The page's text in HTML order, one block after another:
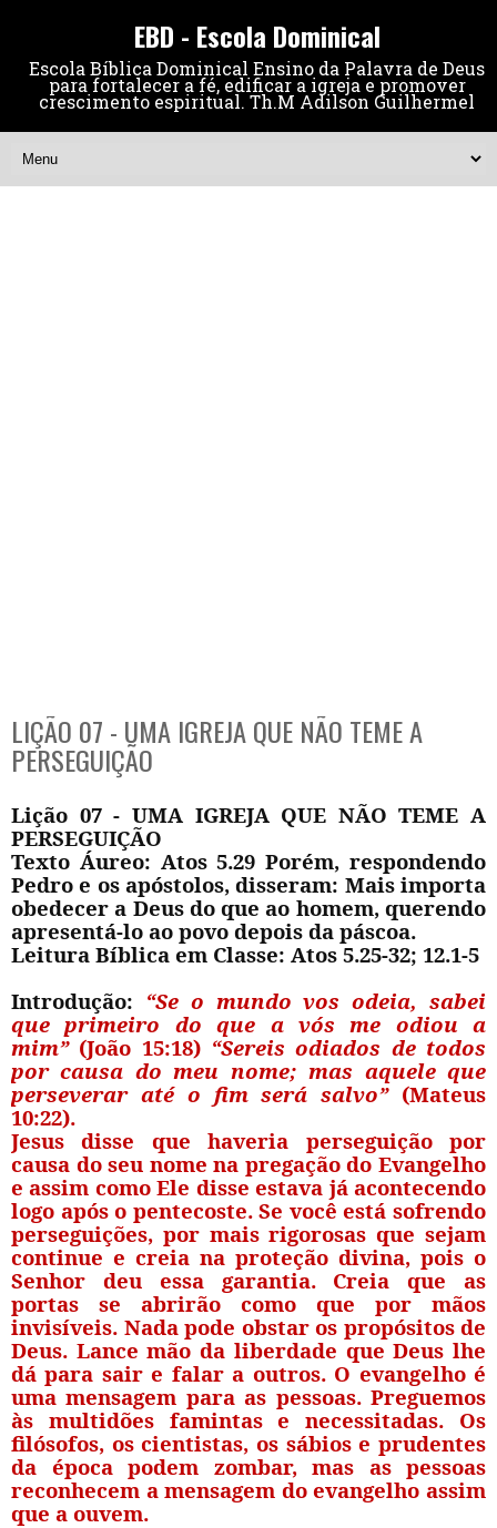
EBD - Escola Dominical
Escola Bíblica Dominical Ensino da Palavra de Deus
para fortalecer a fé, edificar a igreja e promover
crescimento espiritual. Th.M Adilson Guilhermel
LIÇÃO 07 - UMA IGREJA QUE NÃO TEME A
PERSEGUIÇÃO
Lição 07 - UMA IGREJA QUE NÃO TEME A
PERSEGUIÇÃO
Texto Áureo: Atos 5.29 Porém, respondendo
Pedro e os apóstolos, disseram: Mais importa
obedecer a Deus do que ao homem, querendo
apresentá-lo ao povo depois da páscoa.
Leitura Bíblica em Classe: Atos 5.25-32; 12.1-5
Introdução: “Se o mundo vos odeia, sabei
que primeiro do que a vós me odiou a
mim”(João 15:18) “Sereis odiados de todos
por causa do meu nome; mas aquele que
perseverar até o fim será salvo”(Mateus
10:22).
Jesus disse que haveria perseguição por
causa do seu nome na pregação do Evangelho
e assim como Ele disse estava já acontecendo
logo após o pentecoste. Se você está sofrendo
perseguições, por mais rigorosas que sejam
continue e creia na proteção divina, pois o
Senhor deu essa garantia. Creia que as
portas se abrirão como que por mãos
invisíveis. Nada pode obstar os propósitos de
Deus. Lance mão da liberdade que Deus lhe
dá para sair e falar a outros. O evangelho é
uma mensagem para as pessoas. Preguemos
às multidões famintas e necessitadas. Os
filósofos, os cientistas, os sábios e prudentes
da época podem zombar, mas as pessoas
reconhecem a mensagem do evangelho assim
que a ouvem.